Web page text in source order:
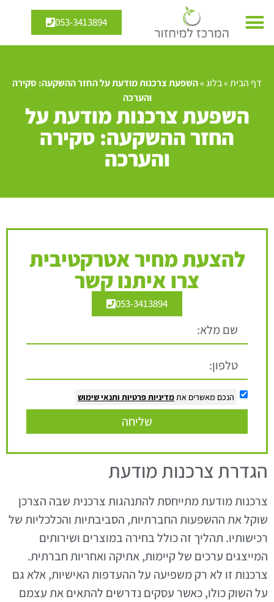
053-3413894
דף הבית»בלוג»השפעת צרכנות מודעת על החזר ההשקעה: סקירה
והערכה
השפעת צרכנות מודעת על
החזר ההשקעה: סקירה
והערכה
להצעת מחיר אטרקטיבית
צרו איתנו קשר
053-3413894
הנכם מאשרים את מדיניות פרטיות ותנאי שימוש
שליחה
הגדרת צרכנות מודעת
צרכנות מודעת מתייחסת להתנהגות צרכנית שבה הצרכן
שוקל את ההשפעות החברתיות, הסביבתיות והכלכליות של
רכישותיו. תהליך זה כולל בחירה במוצרים ושירותים
המייצגים ערכים של קיימות, אתיקה ואחריות חברתית.
צרכנות זו לא רק משפיעה על ההעדפות האישיות, אלא גם
על השוק כולו, כאשר עסקים נדרשים להתאים את עצמם